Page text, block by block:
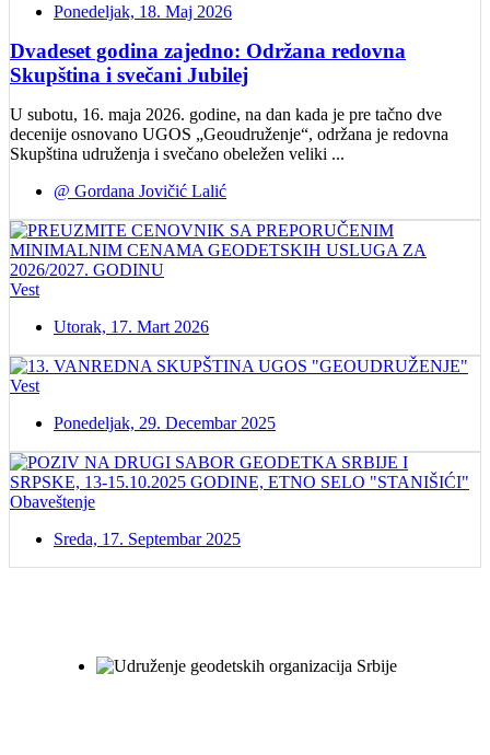
Ponedeljak, 18. Maj 2026
Dvadeset godina zajedno: Održana redovna
Skupština i svečani Jubilej
U subotu, 16. maja 2026. godine, na dan kada je pre tačno dve
decenije osnovano UGOS „Geoudruženje“, održana je redovna
Skupština udruženja i svečano obeležen veliki ...
@ Gordana Jovičić Lalić
Vest
Utorak, 17. Mart 2026
Vest
Ponedeljak, 29. Decembar 2025
Obaveštenje
Sreda, 17. Septembar 2025